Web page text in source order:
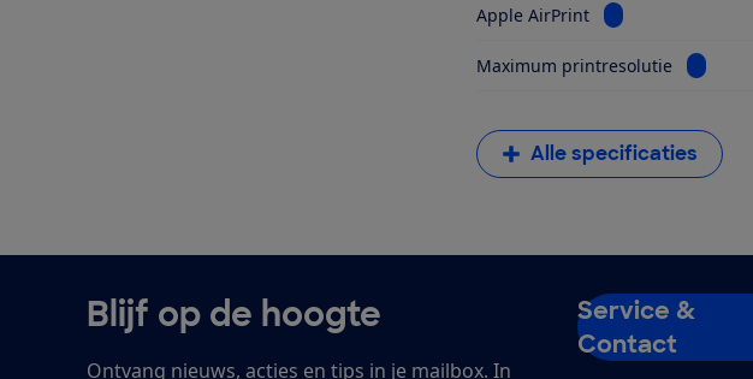
Apple AirPrint Bekijk informatie
Maximum printresolutie Bekijk
Alle specificaties
Blijf op de hoogte
Ontvang nieuws, acties en tips in je mailbox. In
Service &
Contact